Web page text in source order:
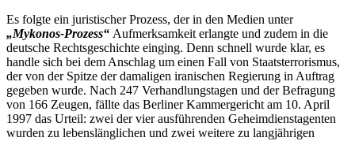
Es folgte ein juristischer Prozess, der in den Medien unter
„Mykonos-Prozess“ Aufmerksamkeit erlangte und zudem in die
deutsche Rechtsgeschichte einging. Denn schnell wurde klar, es
handle sich bei dem Anschlag um einen Fall von Staatsterrorismus,
der von der Spitze der damaligen iranischen Regierung in Auftrag
gegeben wurde. Nach 247 Verhandlungstagen und der Befragung
von 166 Zeugen, fällte das Berliner Kammergericht am 10. April
1997 das Urteil: zwei der vier ausführenden Geheimdienstagenten
wurden zu lebenslänglichen und zwei weitere zu langjährigen